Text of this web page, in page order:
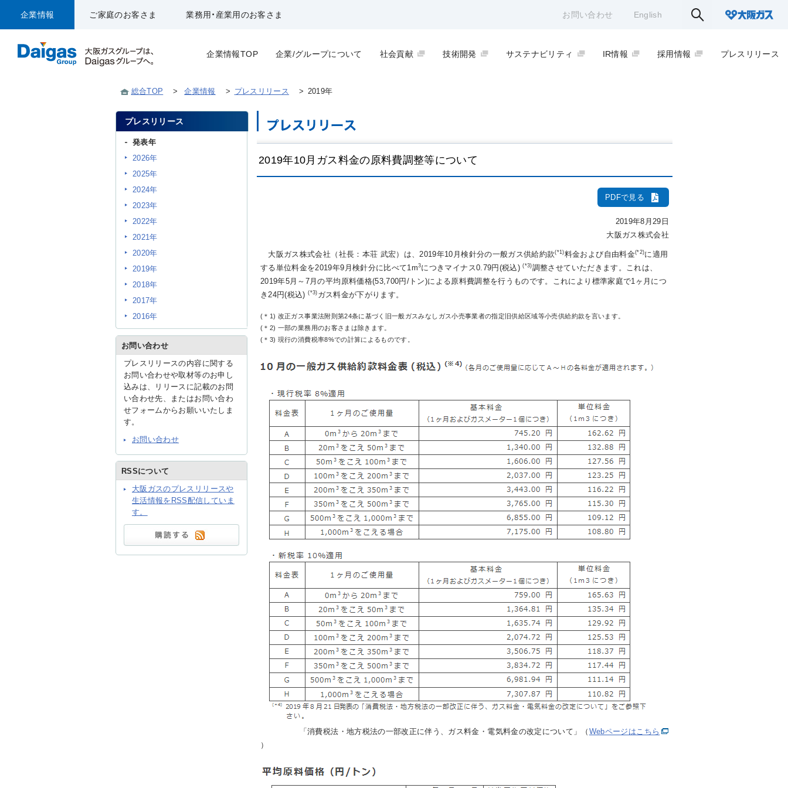
企業情報 ご家庭のお客さま 業務用・産業用のお客さま お問い合わせ English
企業情報TOP 企業/グループについて 社会貢献 技術開発 サステナビリティ IR情報 採用情報 プレスリリース
総合TOP > 企業情報 > プレスリリース > 2019年
2019年10月ガス料金の原料費調整等について
PDFで見る
2019年8月29日
大阪ガス株式会社
大阪ガス株式会社（社長：本荘 武宏）は、2019年10月検針分の一般ガス供給約款(*1)料金および自由料金(*2)に適用
する単位料金を2019年9月検針分に比べて1m3につきマイナス0.79円(税込)(*3)調整させていただきます。これは、
2019年5月～7月の平均原料価格(53,700円/トン)による原料費調整を行うものです。これにより標準家庭で1ヶ月につ
き24円(税込)(*3) ガス料金が下がります。
(＊1) 改正ガス事業法附則第24条に基づく旧一般ガスみなしガス小売事業者の指定旧供給区域等小売供給約款を言います。
(＊2) 一部の業務用のお客さまは除きます。
(＊3) 現行の消費税率8%での計算によるものです。
「消費税法・地方税法の一部改正に伴う、ガス料金・電気料金の改定について」（ Webページはこちら
）
プレスリリース
発表年
2026年
2025年
2024年
2023年
2022年
2021年
2020年
2019年
2018年
2017年
2016年
お問い合わせ
プレスリリースの内容に関する
お問い合わせや取材等のお申し
込みは、リリースに記載のお問
い合わせ先、またはお問い合わ
せフォームからお願いいたしま
す。
お問い合わせ
RSSについて
大阪ガスのプレスリリースや
生活情報をRSS配信していま
す。